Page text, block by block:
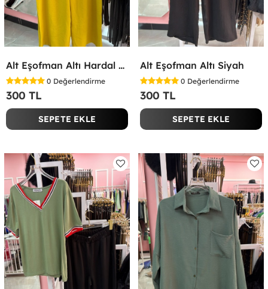
Alt Eşofman Altı Hardal Sarısı
0 Değerlendirme
300 TL
SEPETE EKLE
Alt Eşofman Altı Siyah
0 Değerlendirme
300 TL
SEPETE EKLE